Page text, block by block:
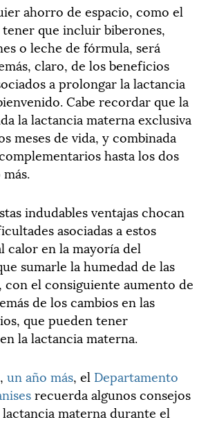
ahorro de espacio, como el
que incluir biberones,
o leche de fórmula, será
claro, de los beneficios
a prolongar la lactancia
Cabe recordar que la
la lactancia materna exclusiva
meses de vida, y combinada
hasta los dos
indudables ventajas chocan
asociadas a estos
calor en la mayoría del
sumarle la humedad de las
con el consiguiente aumento de
de los cambios en las
que pueden tener
la lactancia materna.
un año más, el Departamento
recuerda algunos consejos
materna durante el